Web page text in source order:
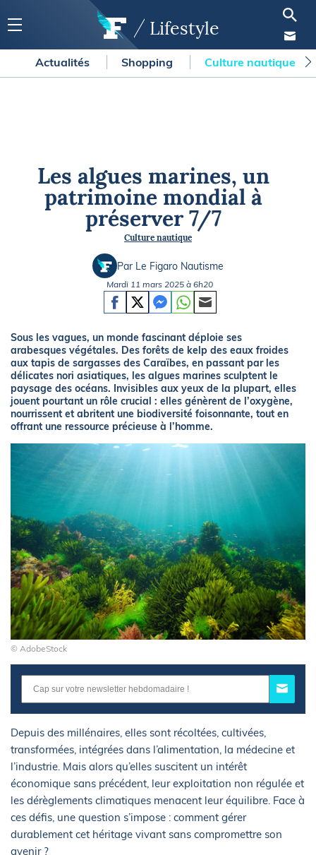
Lifestyle
Actualités Shopping Culture nautique
Les algues marines, un
patrimoine mondial à
préserver 7/7
Culture nautique
Par Le Figaro Nautisme
Mardi 11 mars 2025 à 6h20
Sous les vagues, un monde fascinant déploie ses
arabesques végétales. Des forêts de kelp des eaux froides
aux tapis de sargasses des Caraïbes, en passant par les
délicates nori asiatiques, les algues marines sculptent le
paysage des océans. Invisibles aux yeux de la plupart, elles
jouent pourtant un rôle crucial : elles génèrent de l’oxygène,
nourrissent et abritent une biodiversité foisonnante, tout en
offrant une ressource précieuse à l’homme.
© AdobeStock
Depuis des millénaires, elles sont récoltées, cultivées,
transformées, intégrées dans l’alimentation, la médecine et
l’industrie. Mais alors qu’elles suscitent un intérêt
économique sans précédent, leur exploitation non régulée et
les dérèglements climatiques menacent leur équilibre. Face à
ces défis, une question s’impose : comment gérer
durablement cet héritage vivant sans compromettre son
avenir ?